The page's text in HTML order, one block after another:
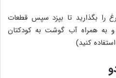
را بگذارید تا بپزد سپس قطعات
به همراه آب گوشت به کودکتان
کنید)